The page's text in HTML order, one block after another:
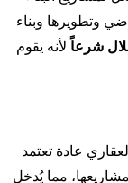
وتطويرها وبناء
شرعاًلأنه يقوم
عادة تعتمد
مما يُدخل